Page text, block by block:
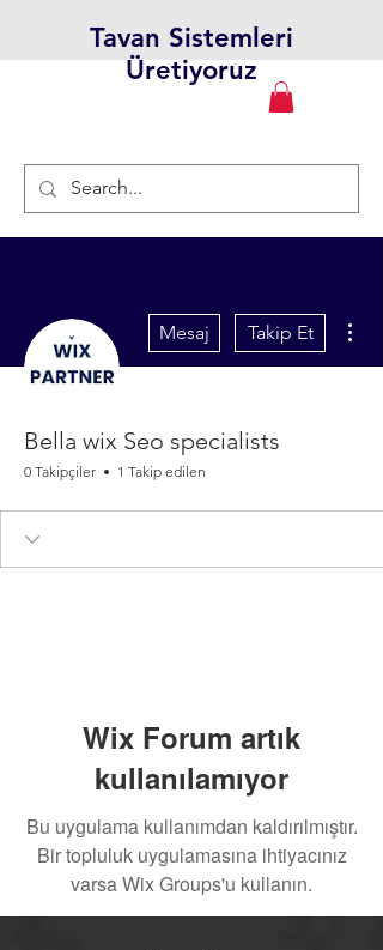
Tavan Sistemleri
Üretiyoruz
Mesaj Takip Et
Bella wix Seo specialists
0 Takipçiler 1 Takip edilen
Wix Forum artık
kullanılamıyor
Bu uygulama kullanımdan kaldırılmıştır.
Bir topluluk uygulamasına ihtiyacınız
varsa Wix Groups'u kullanın.